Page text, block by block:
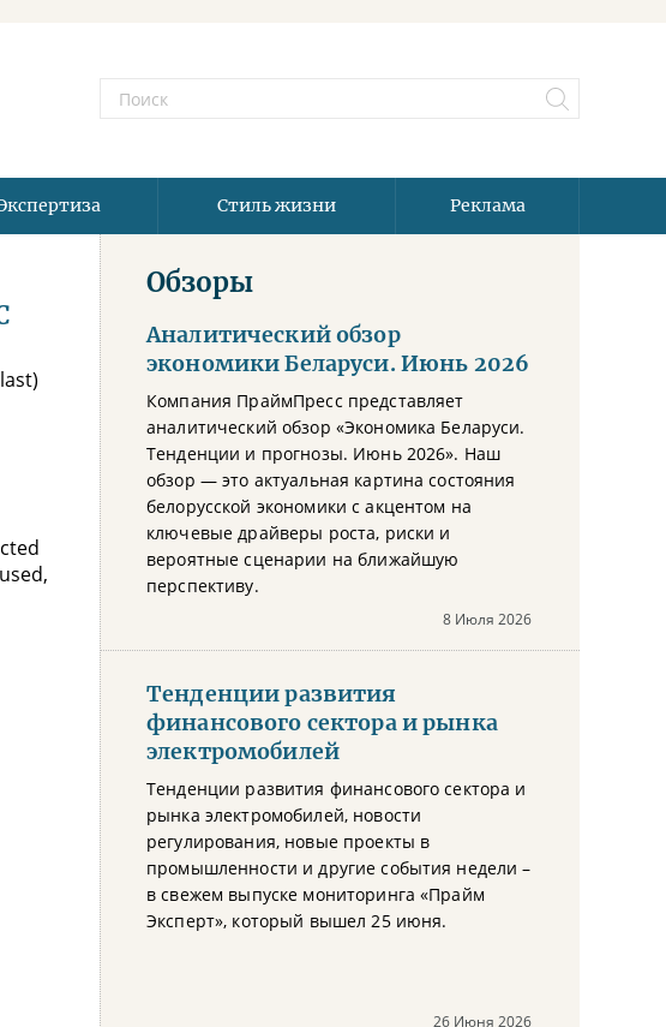
Стиль жизни Реклама
Обзоры
Аналитический обзор
экономики Беларуси. Июнь 2026
Компания ПраймПресс представляет
аналитический обзор «Экономика Беларуси.
Тенденции и прогнозы. Июнь 2026». Наш
обзор — это актуальная картина состояния
белорусской экономики с акцентом на
ключевые драйверы роста, риски и
вероятные сценарии на ближайшую
перспективу.
8 Июля 2026
Тенденции развития
финансового сектора и рынка
электромобилей
Тенденции развития финансового сектора и
рынка электромобилей, новости
регулирования, новые проекты в
промышленности и другие события недели –
в свежем выпуске мониторинга «Прайм
Эксперт», который вышел 25 июня.
26 Июня 2026